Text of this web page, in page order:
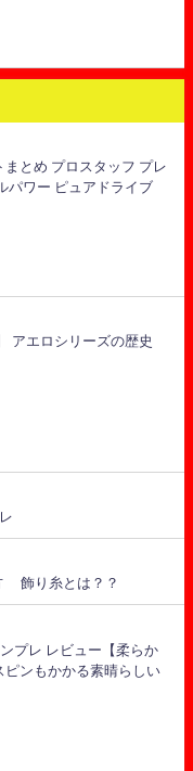
まとめ プロスタッフ プレ
パワー ピュアドライブ
アエロシリーズの歴史
飾り糸とは？？
プレ レビュー【柔らか
ピンもかかる素晴らしい